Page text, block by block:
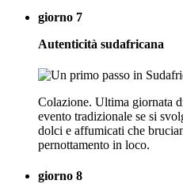
giorno 7
Autenticità sudafricana
Colazione. Ultima giornata
evento tradizionale se si
dolci e affumicati che
pernottamento in loco.
giorno 8